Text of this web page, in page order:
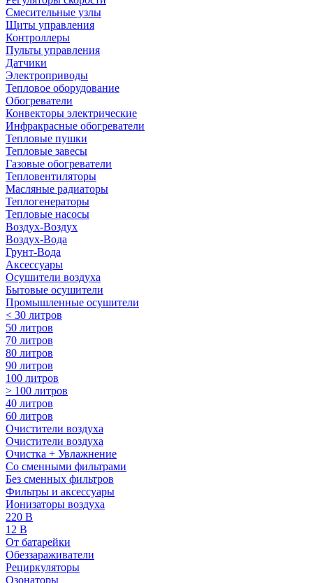
Смесительные узлы
Щиты управления
Контроллеры
Пульты управления
Датчики
Электроприводы
Тепловое оборудование
Обогреватели
Конвекторы электрические
Инфракрасные обогреватели
Тепловые пушки
Тепловые завесы
Газовые обогреватели
Тепловентиляторы
Масляные радиаторы
Теплогенераторы
Тепловые насосы
Воздух-Воздух
Воздух-Вода
Грунт-Вода
Аксессуары
Осушители воздуха
Бытовые осушители
Промышленные осушители
< 30 литров
50 литров
70 литров
80 литров
90 литров
100 литров
> 100 литров
40 литров
60 литров
Очистители воздуха
Очистители воздуха
Очистка + Увлажнение
Cо сменными фильтрами
Без сменных фильтров
Фильтры и аксессуары
Ионизаторы воздуха
220 В
12 В
От батарейки
Обеззараживатели
Рециркуляторы
Озонаторы